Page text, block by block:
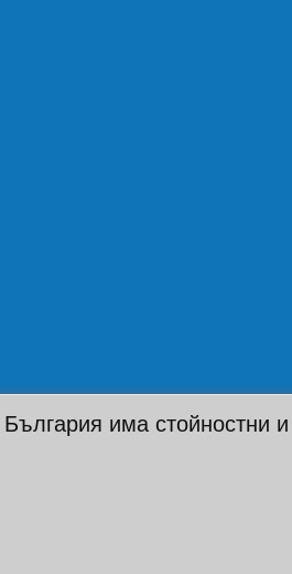
има стойностни